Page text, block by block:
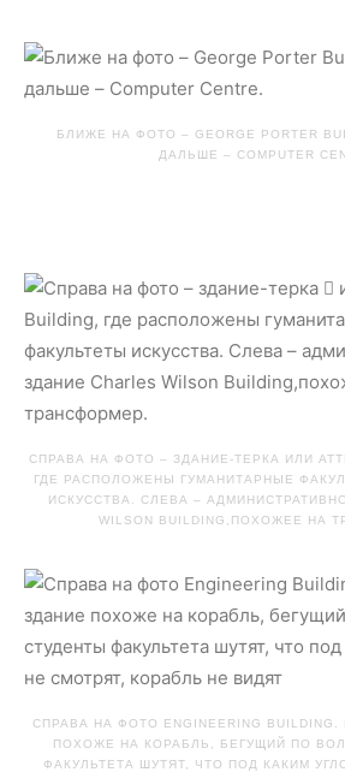
БЛИЖЕ НА ФОТО – GEORGE PORTER
ДАЛЬШЕ – COMPUTER
СПРАВА НА ФОТО – ЗДАНИЕ-ТЕРКА ИЛИ
ГДЕ РАСПОЛОЖЕНЫ ГУМАНИТАРНЫЕ
ИСКУССТВА. СЛЕВА –
WILSON BUILDING,ПОХОЖЕЕ НА
СПРАВА НА ФОТО ENGINEERING
ПОХОЖЕ НА КОРАБЛЬ, БЕГУЩИЙ ПО
ФАКУЛЬТЕТА ШУТЯТ, ЧТО ПОД КАКИМ